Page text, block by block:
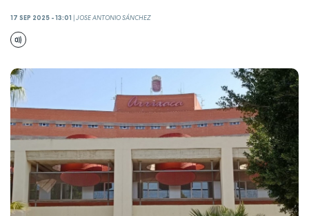
17 SEP 2025 - 13:01 |JOSE ANTONIO SÁNCHEZ